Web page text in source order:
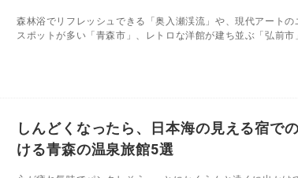
森林浴でリフレッシュできる「奥入瀬渓流」や、現代アート
スポットが多い「青森市」、レトロな洋館が建ち並ぶ「弘前市
しんどくなったら、日本海の見える宿で
ける青森の温泉旅館5選